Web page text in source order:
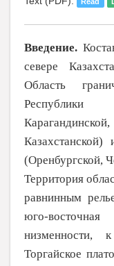
Введение.
севере
Область
Республики
(Оренбург­ской,
Территория
равнинным
юго-
низменности,
Торгайское